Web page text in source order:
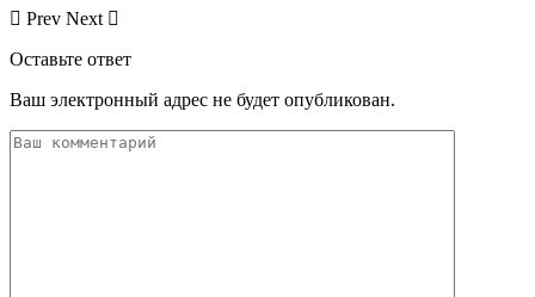
Prev Next
Оставьте ответ
Ваш электронный адрес не будет опубликован.